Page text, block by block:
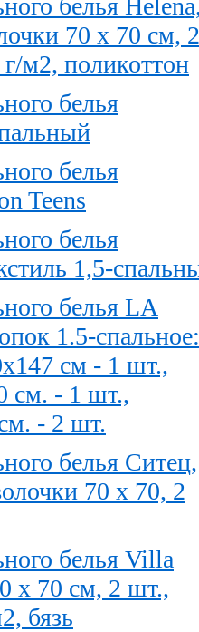
70 х 70 см, 2
м2, поликоттон
белья
белья
Teens
белья
1,5-
белья LA
1.5-спальное:
см - 1 шт.,
см. - 1 шт.,
- 2 шт.
белья Ситец,
70 x 70, 2
белья Villa
x 70 см, 2 шт.,
бязь